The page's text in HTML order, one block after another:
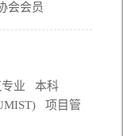
会会员
业   本科
项目管